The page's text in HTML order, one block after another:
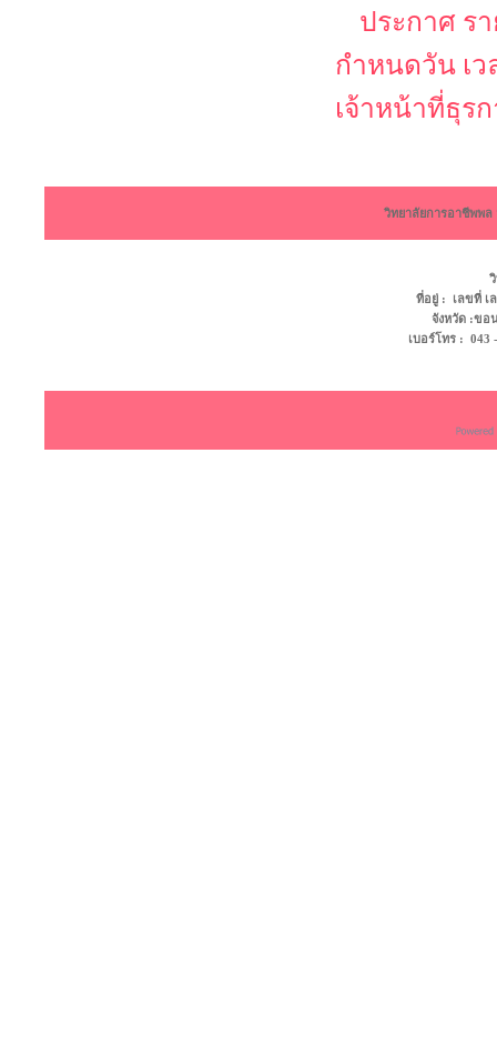
ประกาศ ร
กำหนดวัน เ
เจ้าหน้าที่ธุร
วิทยาลัยการอาชีพพ
ที่อยู่ : เลขที่ เ
จังหวัด :ข
เบอร์โทร :